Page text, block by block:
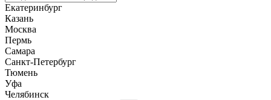
Екатеринбург
Казань
Москва
Пермь
Самара
Санкт-Петербург
Тюмень
Уфа
Челябинск